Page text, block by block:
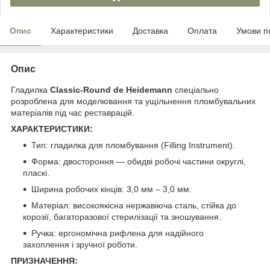
Опис Характеристики Доставка Оплата Умови
Опис
Гладилка Classic-Round de Heidemann спеціально
розроблена для моделювання та ущільнення пломбувальних
матеріалів під час реставрацій.
ХАРАКТЕРИСТИКИ:
Тип: гладилка для пломбування (Filling Instrument).
Форма: двостороння — обидві робочі частини округлі,
пласкі.
Ширина робочих кінців: 3,0 мм – 3,0 мм.
Матеріал: високоякісна нержавіюча сталь, стійка до
корозії, багаторазової стерилізації та зношування.
Ручка: ергономічна рифлена для надійного
захоплення і зручної роботи.
ПРИЗНАЧЕННЯ: